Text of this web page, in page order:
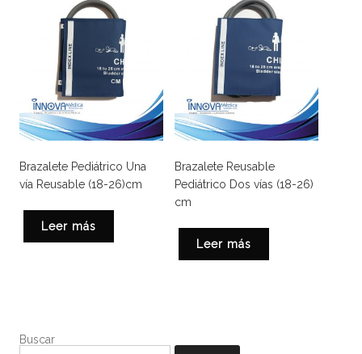
Brazalete Pediátrico Una
vía Reusable (18-26)cm
Leer más
Brazalete Reusable
Pediátrico Dos vías (18-26)
cm
Leer más
Buscar